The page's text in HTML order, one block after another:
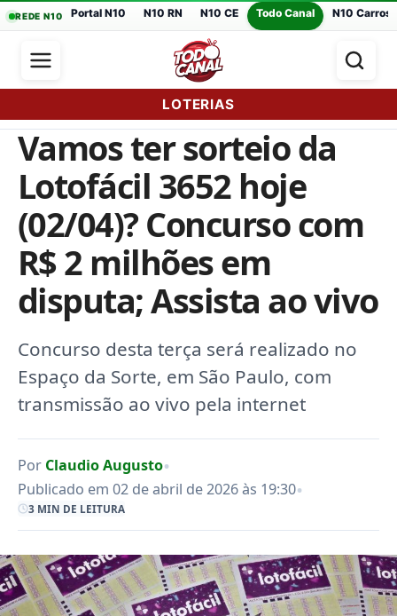
REDE N10 Portal N10 N10 RN N10 CE Todo Canal N10 Carros
LOTERIAS
Vamos ter sorteio da
Lotofácil 3652 hoje
(02/04)? Concurso com
R$ 2 milhões em
disputa; Assista ao vivo
Concurso desta terça será realizado no
Espaço da Sorte, em São Paulo, com
transmissão ao vivo pela internet
Por Claudio Augusto•
Publicado em 02 de abril de 2026 às 19:30•
3 MIN DE LEITURA